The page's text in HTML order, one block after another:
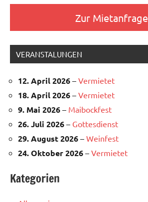
Zur Mietanfrage
VERANSTALUNGEN
12. April 2026 – Vermietet
18. April 2026 – Vermietet
9. Mai 2026 – Maibockfest
26. Juli 2026 – Gottesdienst
29. August 2026 – Weinfest
24. Oktober 2026 – Vermietet
Kategorien